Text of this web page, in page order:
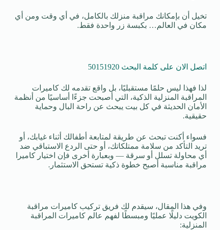
تخيل أن بإمكانك مراقبة منزلك بالكامل، في أي وقت ومن أي
مكان في العالم… بكبسة زر واحدة فقط.
اتصل الان على كلمة البحث 50151920
لذا فهذا ليس حلمًا مستقبليًا، بل واقع تقدمه لك كاميرات
المراقبة المنزلية الذكية، التي أصبحت جزءًا أساسيًا من أنظمة
الأمان الحديثة في كل بيت يبحث عن راحة البال وحماية
حقيقية.
فسواء أكنت تبحث عن طريقة لمتابعة أطفالك أثناء غيابك، أو
تريد التأكد من سلامة ممتلكاتك، أو حتى الردع الاستباقي ضد
أي محاولة تسلل أو سرقة — وبعبارة أخرى فإن اختيار كاميرا
مراقبة مناسبة أصبح خطوة ذكية تستحق الاستثمار.
وفي هذا المقال، سيقدم لك فريق تركيب كاميرات مراقبة
الكويت دليلًا عمليًا ومبسطًا لفهم عالم كاميرات المراقبة
المنزلية: